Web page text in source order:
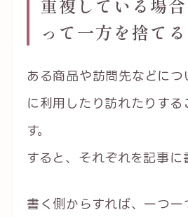
重複している場
って一方を捨てる
ある商品や訪問先などにつ
に利用したり訪れたりする
す。
すると、それぞれを記事に
書く側からすれば、一つ一